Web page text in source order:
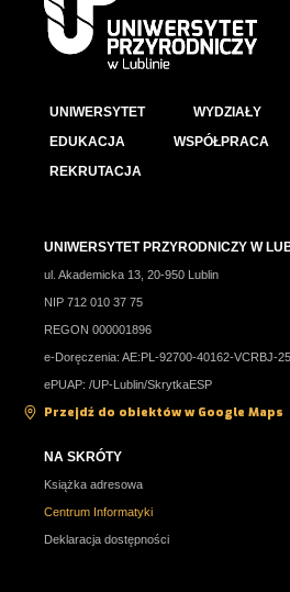
UNIWERSYTET WYDZIAŁY
EDUKACJA
WSPÓŁPRACA
REKRUTACJA
UNIWERSYTET PRZYRODNICZY W
ul. Akademicka 13, 20-950 Lublin
NIP 712 010 37 75
REGON 000001896
e-Doręczenia: AE:PL-92700-40162-VCRBJ-25
ePUAP: /UP-Lublin/SkrytkaESP
Przejdź do obiektów w Google Maps
NA SKRÓTY
Książka adresowa
Centrum Informatyki
Deklaracja dostępności